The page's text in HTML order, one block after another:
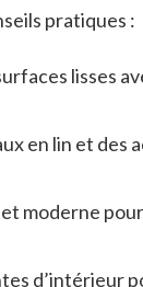
pratiques :
lisses
en lin et des
moderne
d’intérieur